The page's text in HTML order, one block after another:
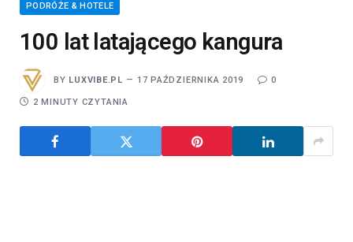
PODRÓŻE & HOTELE
100 lat latającego kangura
BY LUXVIBE.PL 17 PAŹDZIERNIKA 2019 0
2 MINUTY CZYTANIA